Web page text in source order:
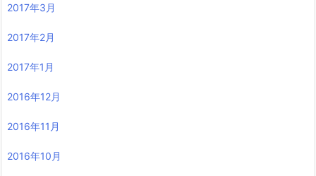
2017年3月
2017年2月
2017年1月
2016年12月
2016年11月
2016年10月